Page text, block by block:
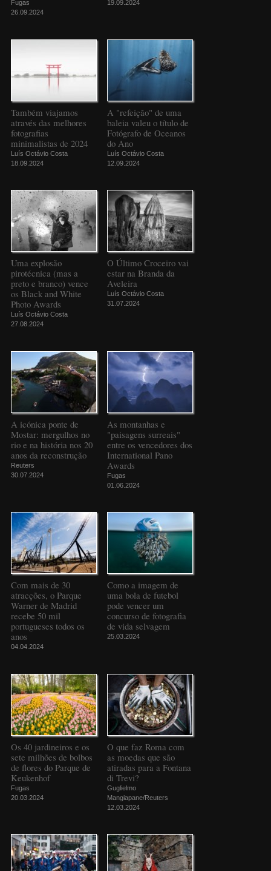
Fugas
26.09.2024
19.09.2024
Também viajamos
através das melhores
fotografias
minimalistas de 2024
Luís Octávio Costa
18.09.2024
A "refeição" de uma
baleia valeu o título de
Fotógrafo de Oceanos
do Ano
Luís Octávio Costa
12.09.2024
Uma explosão
pirotécnica (mas a
preto e branco) vence
os Black and White
Photo Awards
Luís Octávio Costa
27.08.2024
O Último Croceiro vai
estar na Branda da
Aveleira
Luís Octávio Costa
31.07.2024
A icónica ponte de
Mostar: mergulhos no
rio e na história nos 20
anos da reconstrução
Reuters
30.07.2024
As montanhas e
"paisagens surreais"
entre os vencedores dos
International Pano
Awards
Fugas
01.06.2024
Com mais de 30
atracções, o Parque
Warner de Madrid
recebe 50 mil
portugueses todos os
anos
04.04.2024
Como a imagem de
uma bola de futebol
pode vencer um
concurso de fotografia
de vida selvagem
25.03.2024
Os 40 jardineiros e os
sete milhões de bolbos
de flores do Parque de
Keukenhof
Fugas
20.03.2024
O que faz Roma com
as moedas que são
atiradas para a Fontana
di Trevi?
Guglielmo
Mangiapane/Reuters
12.03.2024